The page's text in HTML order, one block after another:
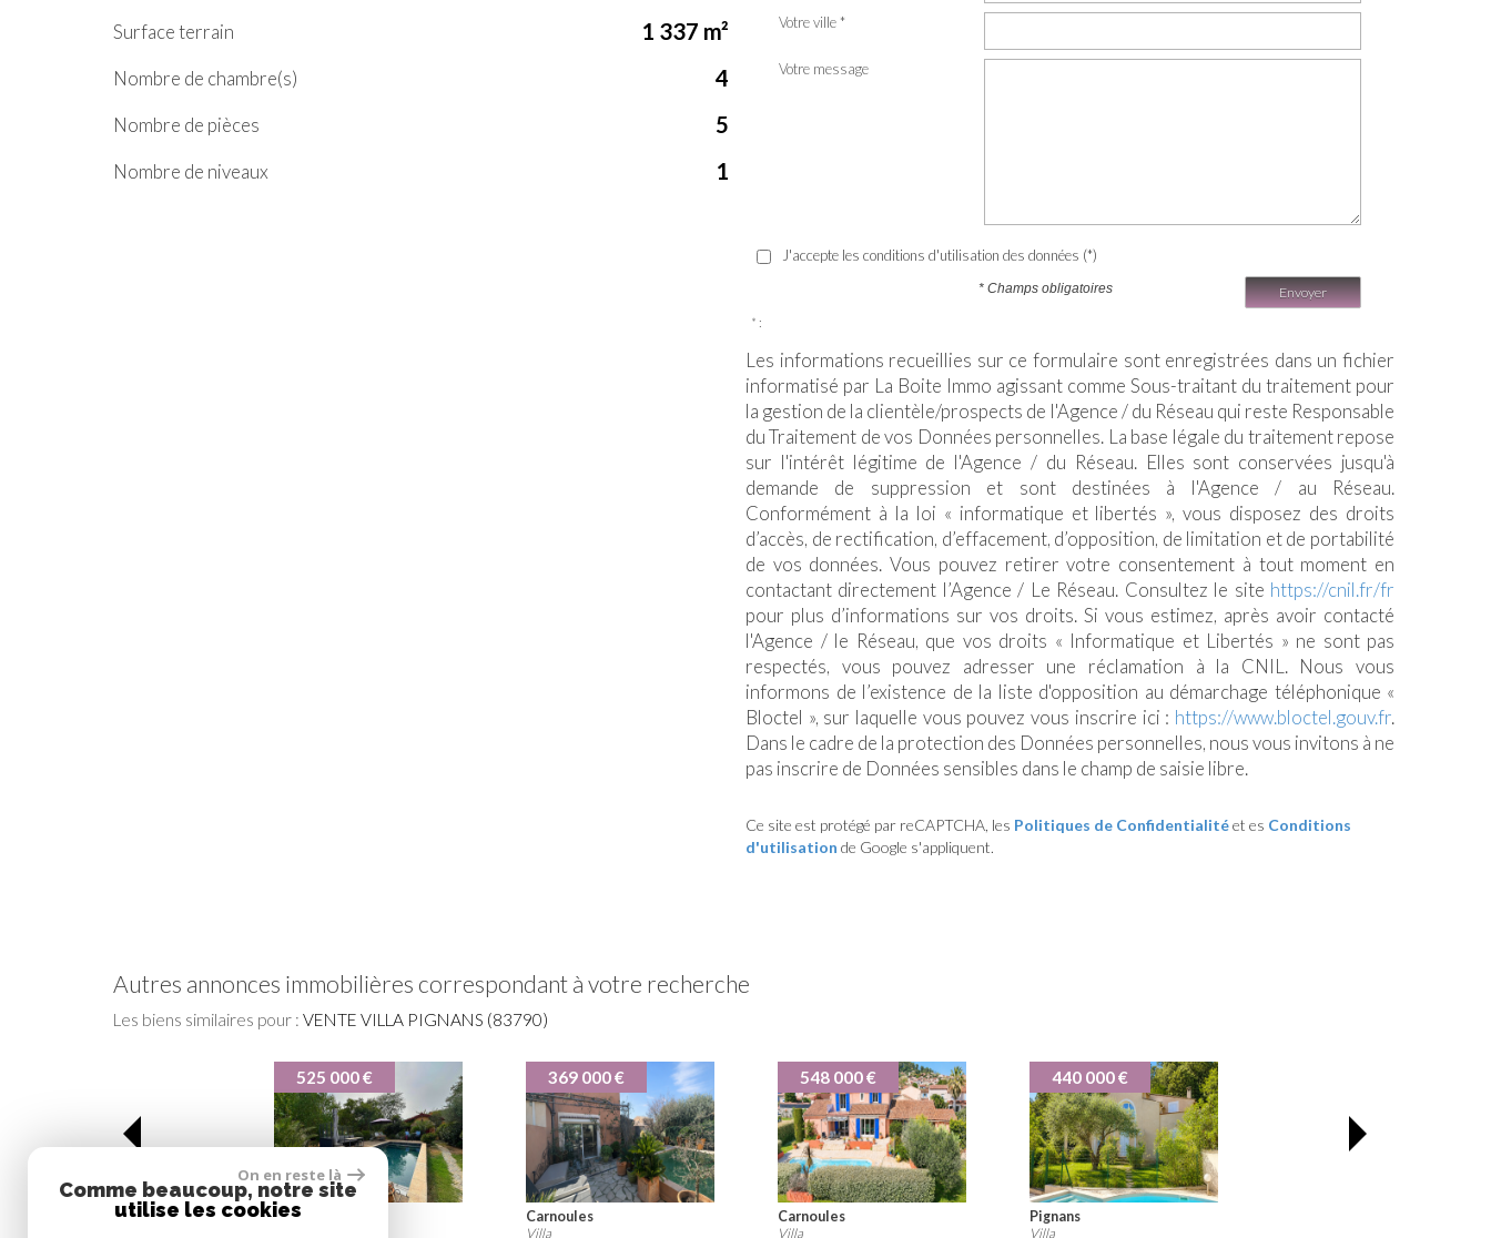
surface terrain 1 337 m²
Nombre de chambre(s) 4
Nombre de pièces 5
Nombre de niveaux 1
Votre ville *
Votre message
J'accepte les conditions d'utilisation des données (*)
Envoyer
* Champs obligatoires
* :
Les informations recueillies sur ce formulaire sont enregistrées dans un fichier
informatisé par La Boite Immo agissant comme Sous-traitant du traitement pour
la gestion de la clientèle/prospects de l'Agence / du Réseau qui reste Responsable
du Traitement de vos Données personnelles. La base légale du traitement repose
sur l'intérêt légitime de l'Agence / du Réseau. Elles sont conservées jusqu'à
demande de suppression et sont destinées à l'Agence / au Réseau.
Conformément à la loi « informatique et libertés », vous disposez des droits
d’accès, de rectification, d’effacement, d’opposition, de limitation et de portabilité
de vos données. Vous pouvez retirer votre consentement à tout moment en
contactant directement l’Agence / Le Réseau. Consultez le site https://cnil.fr/fr
pour plus d’informations sur vos droits. Si vous estimez, après avoir contacté
l'Agence / le Réseau, que vos droits « Informatique et Libertés » ne sont pas
respectés, vous pouvez adresser une réclamation à la CNIL. Nous vous
informons de l’existence de la liste d'opposition au démarchage téléphonique «
Bloctel », sur laquelle vous pouvez vous inscrire ici : https://www.bloctel.gouv.fr.
Dans le cadre de la protection des Données personnelles, nous vous invitons à ne
pas inscrire de Données sensibles dans le champ de saisie libre.
Ce site est protégé par reCAPTCHA, les Politiques de Confidentialitéet es Conditions
d'utilisation de Google s'appliquent.
autres annonces immobilières correspondant à votre recherche
Les biens similaires pour : VENTE VILLA PIGNANS (83790)
478 000 € 395 000 € 365 000 €
On en reste là
Comme beaucoup, notre site
utilise les cookies